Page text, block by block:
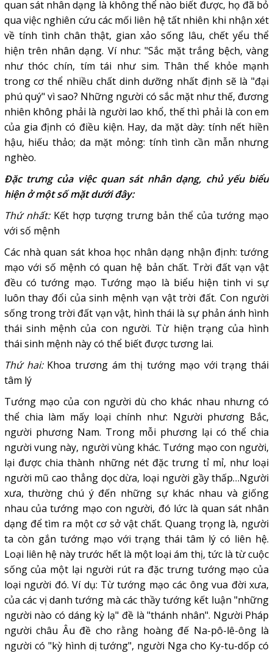
quan sát nhân dạng là không thể nào biết được, họ đã bỏ
qua việc nghiên cứu các mối liên hệ tất nhiên khi nhận xét
về tính tình chân thật, gian xảo sống lâu, chết yểu thể
hiện trên nhân dạng. Ví như: "Sắc mặt trắng bệch, vàng
như thóc chín, tím tái như sim. Thân thể khỏe mạnh
trong cơ thể nhiều chất dinh dưỡng nhất định sẽ là "đại
phú quý" vì sao? Những người có sắc mặt như thế, đương
nhiên không phải là người lao khổ, thế thì phải là con em
của gia định có điều kiện. Hay, da mặt dày: tính nết hiền
hậu, hiếu thảo; da mặt mỏng: tính tình cần mẫn nhưng
nghèo.
Đặc trưng của việc quan sát nhân dạng, chủ yếu biểu
hiện ở một số mặt dưới đây:
Thứ nhất:Kết hợp tượng trưng bản thể của tướng mạo
với số mệnh
Các nhà quan sát khoa học nhân dạng nhận định: tướng
mạo với số mệnh có quan hệ bản chất. Trời đất vạn vật
đều có tướng mạo. Tướng mạo là biểu hiện tinh vi sự
luôn thay đổi của sinh mệnh vạn vật trời đất. Con người
sống trong trời đất vạn vật, hình thái là sự phản ánh hình
thái sinh mệnh của con người. Từ hiện trạng của hình
thái sinh mệnh này có thể biết được tương lai.
Thứ hai:Khoa trương ám thị tướng mạo với trạng thái
tâm lý
Tướng mạo của con người dù cho khác nhau nhưng có
thể chia làm mấy loại chính như: Người phương Bắc,
người phương Nam. Trong mỗi phương lại có thể chia
người vung này, người vùng khác. Tướng mạo con người,
lại được chia thành những nét đặc trưng tỉ mỉ, như loại
người mũ cao thẳng dọc dừa, loại người gầy thấp…Người
xưa, thường chú ý đến những sự khác nhau và giống
nhau của tướng mạo con người, đó lức là quan sát nhân
dạng để tìm ra một cơ sở vật chất. Quang trọng là, người
ta còn gắn tướng mạo với trạng thái tâm lý có liên hệ.
Loại liên hệ này trước hết là một loại ám thị, tức là từ cuộc
sống của một lại người rút ra đặc trưng tướng mạo của
loại người đó. Ví dụ: Từ tướng mạo các ông vua đời xưa,
của các vị danh tướng mà các thầy tướng kết luận "những
người nào có dáng kỳ lạ" đề là "thánh nhân". Người Pháp
người châu Âu đề cho rằng hoàng đế Na-pô-lê-ông là
người có "kỳ hình dị tướng", người Nga cho Ky-tu-dốp có